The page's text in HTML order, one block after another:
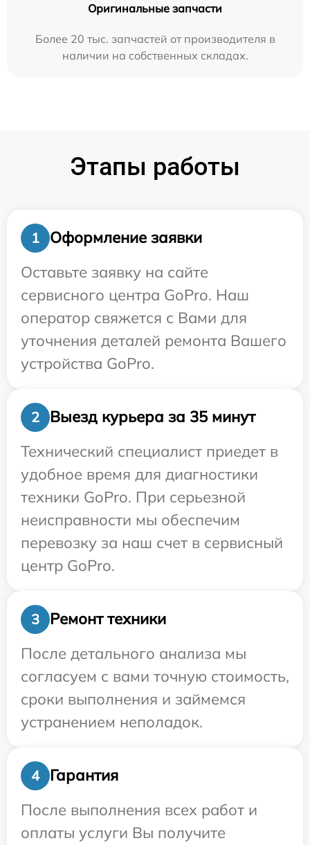
Оригинальные запчасти
Более 20 тыс. запчастей от производителя в
наличии на собственных складах.
Этапы работы
1
Оформление заявки
Оставьте заявку на сайте
сервисного центра GoPro. Наш
оператор свяжется с Вами для
уточнения деталей ремонта Вашего
устройства GoPro.
2
Выезд курьера за 35 минут
Технический специалист приедет в
удобное время для диагностики
техники GoPro. При серьезной
неисправности мы обеспечим
перевозку за наш счет в сервисный
центр GoPro.
3
Ремонт техники
После детального анализа мы
согласуем с вами точную стоимость,
сроки выполнения и займемся
устранением неполадок.
4
Гарантия
После выполнения всех работ и
оплаты услуги Вы получите